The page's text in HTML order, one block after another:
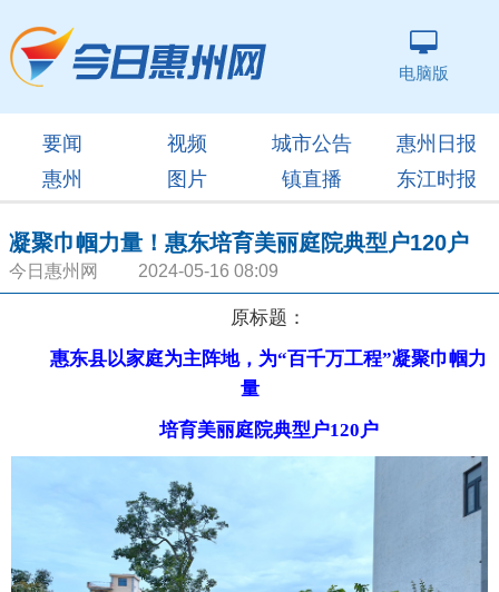
电脑版
要闻 视频 城市公告
惠州日报
惠州
图片 镇直播 东江时报
凝聚巾帼力量！惠东培育美丽庭院典型户120户
今日惠州网 2024-05-16 08:09
原标题：
惠东县以家庭为主阵地，为“百千万工程”凝聚巾帼力
量
培育美丽庭院典型户120户